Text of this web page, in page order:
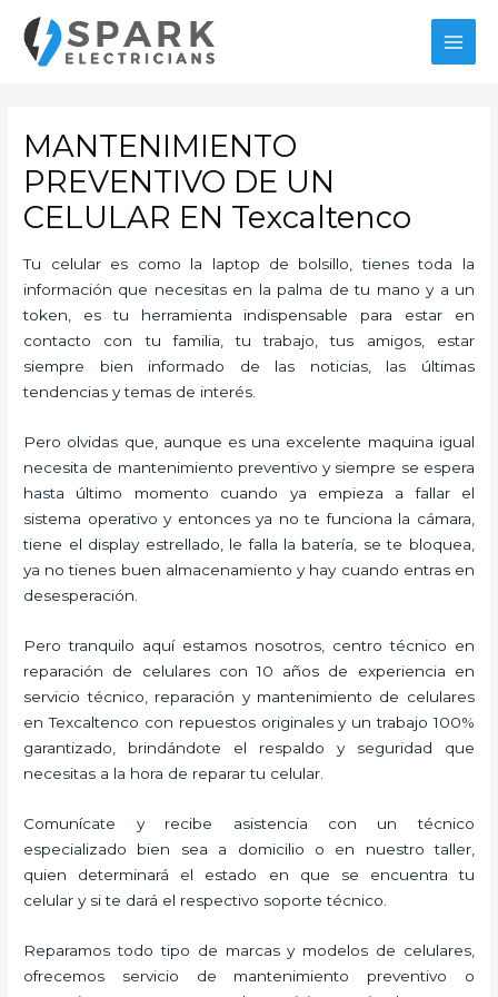
contenido
MANTENIMIENTO
PREVENTIVO DE UN
CELULAR EN Texcaltenco
Tu celular es como la laptop de bolsillo, tienes toda la
información que necesitas en la palma de tu mano y a un
token, es tu herramienta indispensable para estar en
contacto con tu familia, tu trabajo, tus amigos, estar
siempre bien informado de las noticias, las últimas
tendencias y temas de interés.
Pero olvidas que, aunque es una excelente maquina igual
necesita de mantenimiento preventivo y siempre se espera
hasta último momento cuando ya empieza a fallar el
sistema operativo y entonces ya no te funciona la cámara,
tiene el display estrellado, le falla la batería, se te bloquea,
ya no tienes buen almacenamiento y hay cuando entras en
desesperación.
Pero tranquilo aquí estamos nosotros, centro técnico en
reparación de celulares con 10 años de experiencia en
servicio técnico, reparación y mantenimiento de celulares
en Texcaltenco con repuestos originales y un trabajo 100%
garantizado, brindándote el respaldo y seguridad que
necesitas a la hora de reparar tu celular.
Comunícate y recibe asistencia con un técnico
especializado bien sea a domicilio o en nuestro taller,
quien determinará el estado en que se encuentra tu
celular y si te dará el respectivo soporte técnico.
Reparamos todo tipo de marcas y modelos de celulares,
ofrecemos servicio de mantenimiento preventivo o